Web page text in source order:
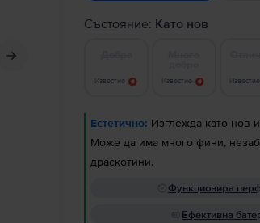
Състояние: Като нов
Известие Известие Известие
Естетично: Изглежда като нов
Може да има много фини,
драскотини.
Функционира
Ефективна